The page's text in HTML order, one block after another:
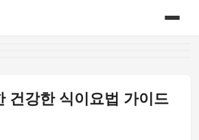
건강한 식이요법 가이드